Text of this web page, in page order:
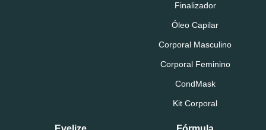
Finalizador
Óleo Capilar
Corporal Masculino
Corporal Feminino
CondMask
Kit Corporal